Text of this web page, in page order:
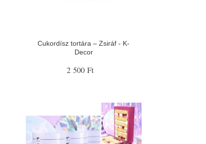
Cukordísz tortára – Zsiráf - K-
Decor
2 500 Ft